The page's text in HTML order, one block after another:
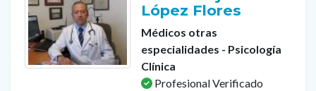
López Flores
Médicos otras
especialidades - Psicología
Clínica
Profesional Verificado